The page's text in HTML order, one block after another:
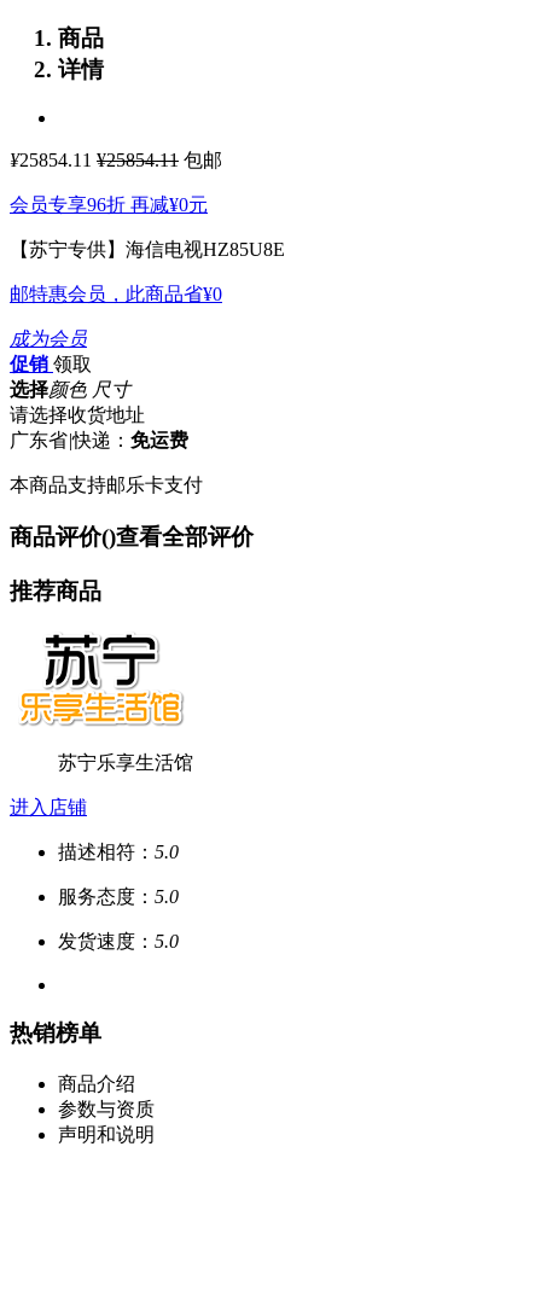
商品
详情
¥25854.11 ¥25854.11 包邮
会员专享96折 再减¥0元
【苏宁专供】海信电视HZ85U8E
邮特惠会员，此商品省¥0
成为会员
促销 领取
选择颜色 尺寸
请选择收货地址
广东省|快递： 免运费
本商品支持邮乐卡支付
商品评价()查看全部评价
推荐商品
苏宁乐享生活馆
进入店铺
描述相符： 5.0
服务态度： 5.0
发货速度： 5.0
热销榜单
商品介绍
参数与资质
声明和说明